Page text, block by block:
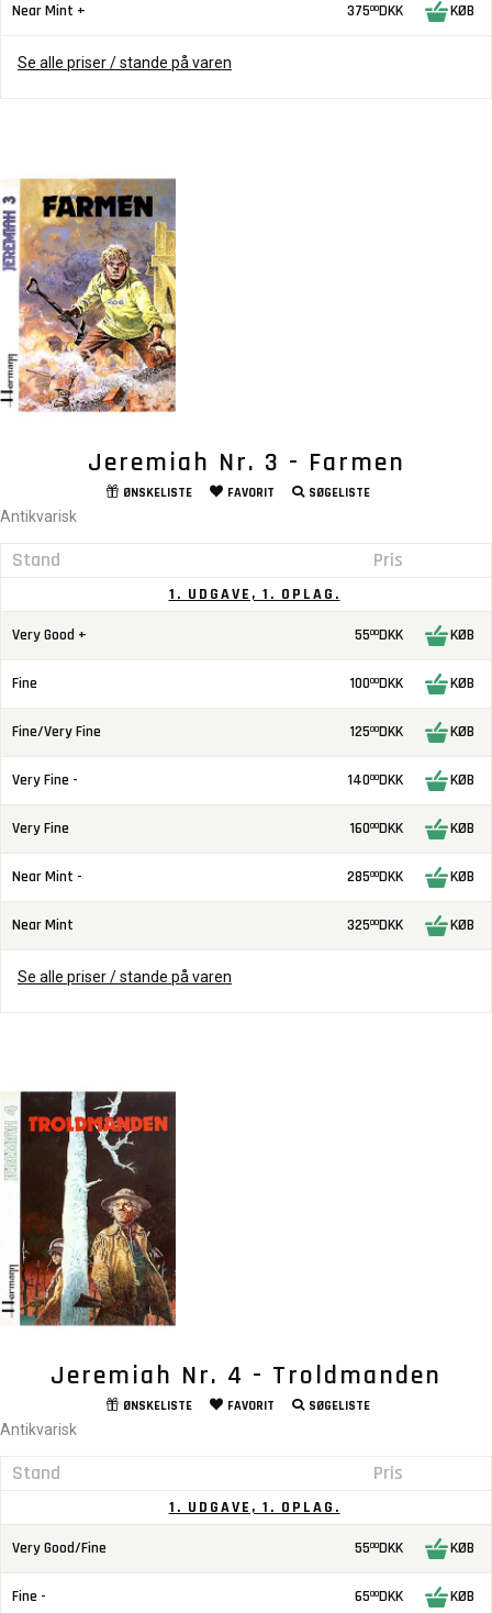
Near Mint + 37500DKK KØB
Se alle priser / stande på varen
Jeremiah Nr. 3 - Farmen
ØNSKELISTE FAVORIT SØGELISTE
Antikvarisk
Stand Pris
1. UDGAVE, 1. OPLAG.
Very Good + 5500DKK KØB
Fine 10000DKK KØB
Fine/Very Fine 12500DKK KØB
Very Fine - 14000DKK KØB
Very Fine 16000DKK KØB
Near Mint - 28500DKK KØB
Near Mint 32500DKK KØB
Se alle priser / stande på varen
Jeremiah Nr. 4 - Troldmanden
ØNSKELISTE FAVORIT SØGELISTE
Antikvarisk
Stand Pris
1. UDGAVE, 1. OPLAG.
Very Good/Fine 5500DKK KØB
Fine - 6500DKK KØB